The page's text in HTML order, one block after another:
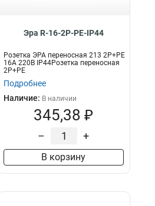
Эра R-16-2P-PE-IP44
Розетка ЭРА переносная 213 2Р+РЕ
16А 220В IP44Розетка переносная
2P+PE
Подробнее
Наличие: В наличии
345,38 ₽
– +
В корзину